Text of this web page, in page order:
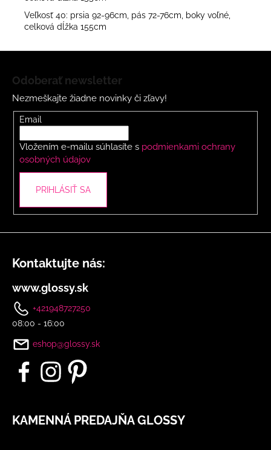
Veľkosť 40: prsia 92-96cm, pás 72-76cm, boky voľné,
celková dĺžka 155cm
Odoberať newsletter
Nezmeškajte žiadne novinky či zľavy!
Email
Vložením e-mailu súhlasíte s podmienkami ochrany
osobných údajov
PRIHLÁSIŤ SA
Kontaktujte nás:
www.glossy.sk
+421948727250
08:00 - 16:00
eshop@glossy.sk
KAMENNÁ PREDAJŇA GLOSSY